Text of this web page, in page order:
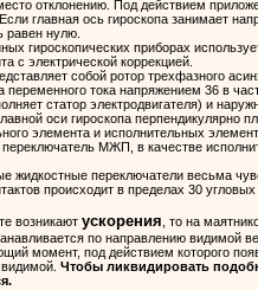
отклонению. Под действием
главная ось гироскопа занимает
равен нулю.
гироскопических приборах
с электрической коррекцией.
собой ротор трехфазного
переменного тока напряжением 36 в
статор электродвигателя) и
оси гироскопа перпендикулярно
элемента и исполнительных
МЖП, в качестве
жидкостные переключатели весьма
происходит в пределах 30
возникают ускорения , то на
по направлению видимой
момент, под действием которого
Чтобы ликвидировать